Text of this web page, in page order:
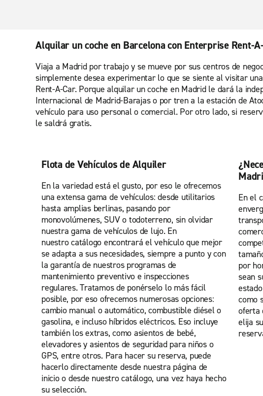
Alquilar un coche en Barcelona con Enterprise Rent-
Viaja a Madrid por trabajo y se mueve por sus centros de
simplemente desea experimentar lo que se siente al visitar
Rent-A-Car. Porque alquilar un coche en Madrid le dará la
Internacional de Madrid-Barajas o por tren a la estación de
vehículo para uso personal o comercial. Por otro lado, si
le saldrá gratis.
Flota de Vehículos de Alquiler
En la variedad está el gusto, por eso le ofrecemos
una extensa gama de vehículos: desde utilitarios
hasta amplias berlinas, pasando por
monovolúmenes, SUV o todoterreno, sin olvidar
nuestra gama de vehículos de lujo. En
nuestro catálogo encontrará el vehículo que mejor
se adapta a sus necesidades, siempre a punto y con
la garantía de nuestros programas de
mantenimiento preventivo e inspecciones
regulares. Tratamos de ponérselo lo más fácil
posible, por eso ofrecemos numerosas opciones:
cambio manual o automático, combustible diésel o
gasolina, e incluso híbridos eléctricos. Eso incluye
también los extras, como asientos de bebé,
elevadores y asientos de seguridad para niños o
GPS, entre otros. Para hacer su reserva, puede
hacerlo directamente desde nuestra página de
inicio o desde nuestro catálogo, una vez haya hecho
su selección.
En el
por
sean
como
oferta
elija